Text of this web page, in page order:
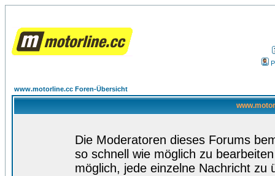
www.motorline.cc Foren-Übersicht
Die Moderatoren dieses Forums
so schnell wie möglich zu
möglich, jede einzelne Nachricht zu